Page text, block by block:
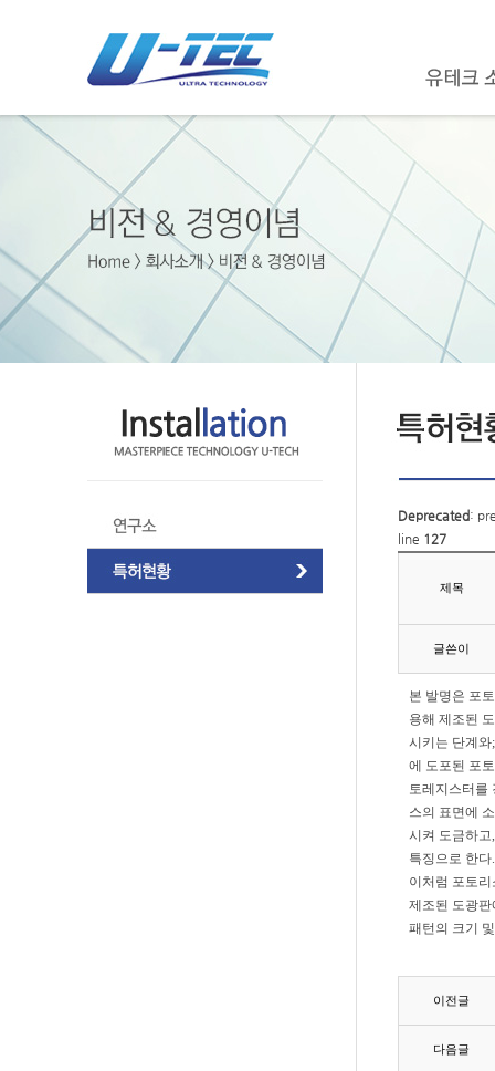
Deprecated:
line 127
제목
글쓴이
본 발명은 포
용해 제조된
시키는 단계와
에 도포된 포
토레지스터를
스의 표면에
시켜 도금하
특징으로 한다.
이처럼 포토
제조된 도광
패턴의 크기
이전글
다음글